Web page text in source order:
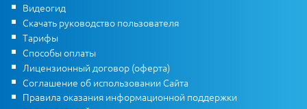
Видеогид
Скачать руководство пользователя
Тарифы
Способы оплаты
Лицензионный договор (оферта)
Соглашение об использовании Сайта
Правила оказания информационной поддержки